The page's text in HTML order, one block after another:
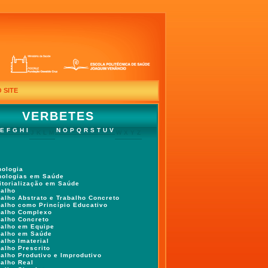
SITE
VERBETES
E F G H I N O P Q R S T U V
em Saúde
em Saúde
Abstrato e Trabalho Concreto
como Princípio Educativo
Complexo
Concreto
em Equipe
em Saúde
Imaterial
Prescrito
Produtivo e Improdutivo
Real